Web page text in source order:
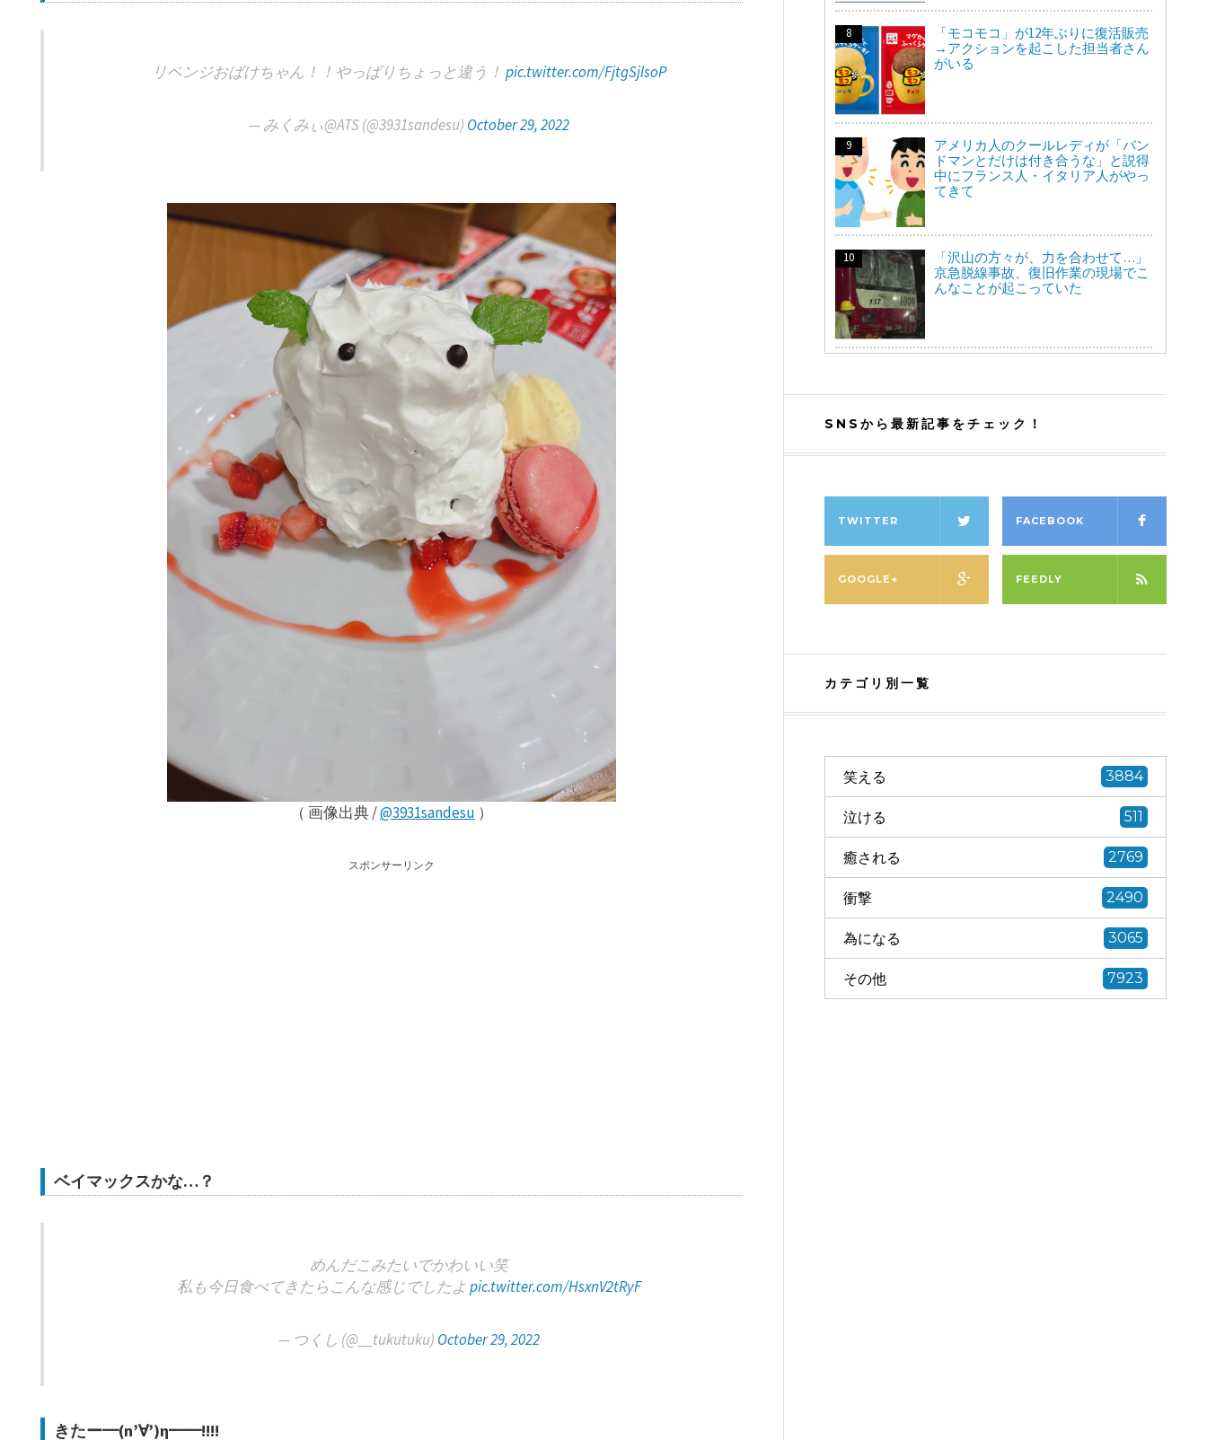
リベンジおばけちゃん！！やっぱりちょっと違う！ pic.twitter.com/FjtgSjlsoP
— みくみぃ@ATS (@3931sandesu) October 29, 2022
（ 画像出典 /@3931sandesu ）
スポンサーリンク
ベイマックスかな…？
めんだこみたいでかわいい笑
私も今日食べてきたらこんな感じでしたよ pic.twitter.com/HsxnV2tRyF
— つくし (@__tukutuku) October 29, 2022
きたー━(n’∀’)η━━!!!!
「モコモコ」が12年ぶりに復活販売
→アクションを起こした担当者さん
がいる
アメリカ人のクールレディが「バン
ドマンとだけは付き合うな」と説得
中にフランス人・イタリア人がやっ
てきて
「沢山の方々が、力を合わせて…」
京急脱線事故、復旧作業の現場でこ
んなことが起こっていた
SNSから最新記事をチェック！
TWITTER FACEBOOK
GOOGLE+ FEEDLY
カテゴリ別一覧
笑える 3884
泣ける 511
癒される 2769
衝撃 2490
為になる 3065
その他 7923